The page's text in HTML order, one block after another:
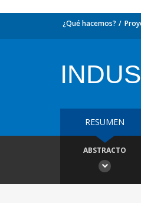
¿Qué hacemos?
RESUMEN
ABSTRACTO